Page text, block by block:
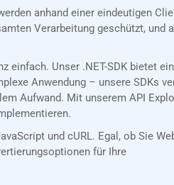
anhand einer eindeutigen
Verarbeitung geschützt, und
einfach. Unser .NET-SDK bietet
Anwendung – unsere SDKs
Aufwand. Mit unserem API
und cURL. Egal, ob Sie
für Ihre